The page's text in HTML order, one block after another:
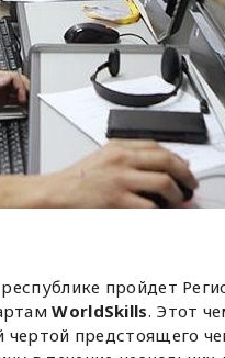
пройдет
WorldSkills. Этот
предстоящего